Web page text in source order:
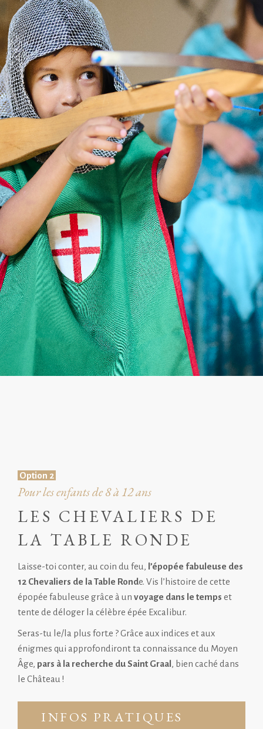
Option 2
Pour les enfants de 8 à 12 ans
LES CHEVALIERS DE
LA TABLE RONDE
Laisse-toi conter, au coin du feu, l’épopée fabuleuse des
12 Chevaliers de la Table Ronde. Vis l’histoire de cette
épopée fabuleuse grâce à un voyage dans le temps et
tente de déloger la célèbre épée Excalibur.
Seras-tu le/la plus fort.e ? Grâce aux indices et aux
énigmes qui approfondiront ta connaissance du Moyen
Âge, pars à la recherche du Saint Graal, bien caché dans
le Château !
INFOS PRATIQUES